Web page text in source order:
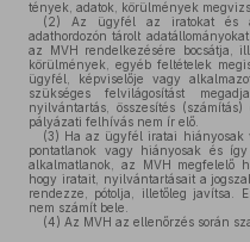
tények, adatok, körülmények
(2) Az ügyfél az iratokat és a
adathordozón tárolt
az MVH rendelkezésére bocsátja,
körülmények, egyéb feltételek
ügyfél, képviselője vagy
szükséges felvilágosítást
nyilvántartás, összesítés
pályázati felhívás nem ír elő.
(3) Ha az ügyfél iratai hiányosak
pontatlanok vagy hiányosak és így
alkalmatlanok, az MVH megfelelő
hogy iratait, nyilvántartásait a
rendezze, pótolja, illetőleg javítsa.
nem számít bele.
(4) Az MVH az ellenőrzés során